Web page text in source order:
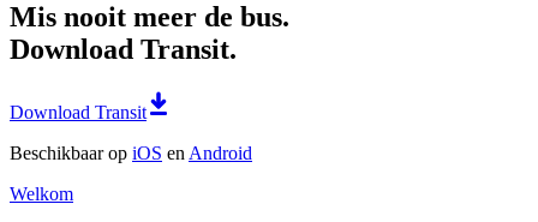
Mis nooit meer de bus.
Download Transit.
Download Transit
Beschikbaar op iOS en Android
Welkom